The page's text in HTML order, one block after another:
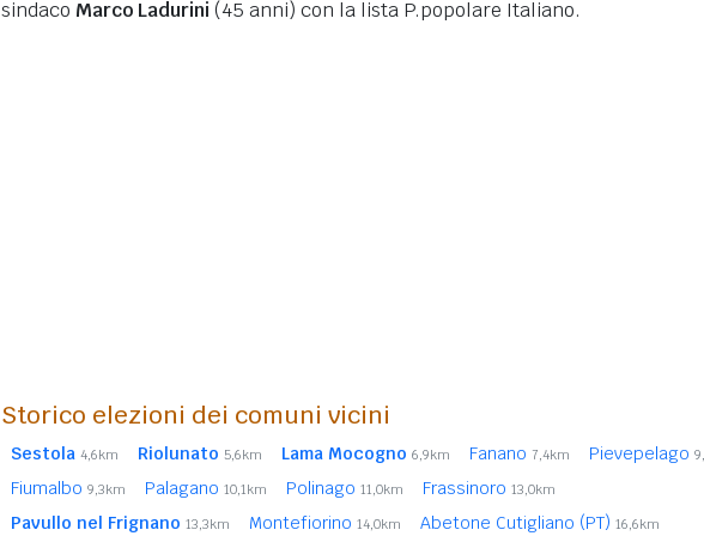
sindaco Marco Ladurini (45 anni) con la lista P.popolare Italiano.
Storico elezioni dei comuni vicini
Sestola 4,6km Riolunato 5,6km Lama Mocogno 6,9km Fanano 7,4km Pievepelago
Fiumalbo 9,3km Palagano 10,1km Polinago 11,0km Frassinoro 13,0km
Pavullo nel Frignano 13,3km Montefiorino 14,0km Abetone Cutigliano (PT) 16,6km